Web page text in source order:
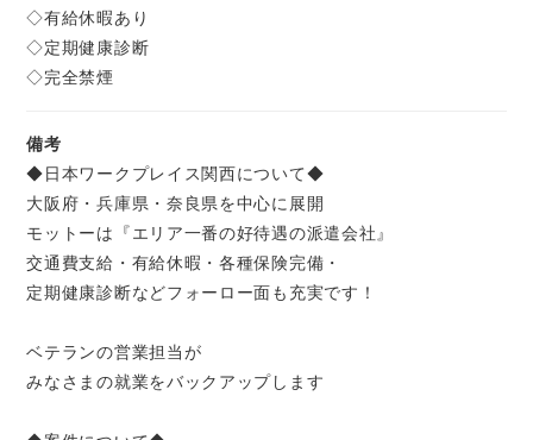
◇有給休暇あり
◇定期健康診断
◇完全禁煙
備考
◆日本ワークプレイス関西について◆
大阪府・兵庫県・奈良県を中心に展開
モットーは『エリア一番の好待遇の派遣会社』
交通費支給・有給休暇・各種保険完備・
定期健康診断などフォーロー面も充実です！
ベテランの営業担当が
みなさまの就業をバックアップします